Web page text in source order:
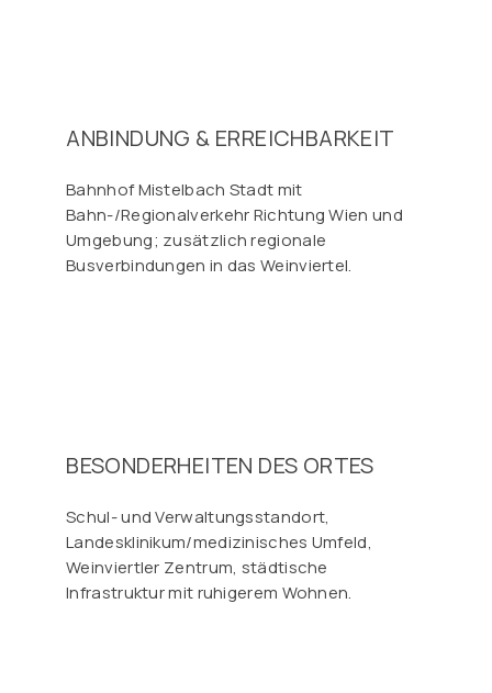
ANBINDUNG & ERREICHBARKEIT
Bahnhof Mistelbach Stadt mit
Bahn-/Regionalverkehr Richtung Wien und
Umgebung; zusätzlich regionale
Busverbindungen in das Weinviertel.
BESONDERHEITEN DES ORTES
Schul- und Verwaltungsstandort,
Landesklinikum/medizinisches Umfeld,
Weinviertler Zentrum, städtische
Infrastruktur mit ruhigerem Wohnen.